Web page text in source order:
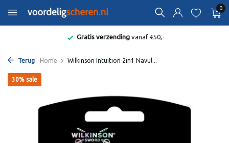
0
Gratis verzendingvanaf €50,-
Terug Home Wilkinson Intuition 2in1 Navul...
30% sale